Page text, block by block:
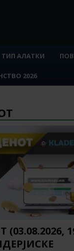
ТИП АЛАТКИ
2026